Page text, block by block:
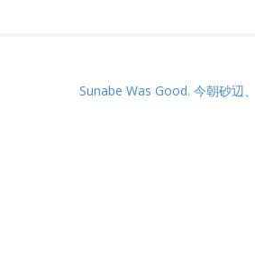
Sunabe Was Good. 今朝砂辺、